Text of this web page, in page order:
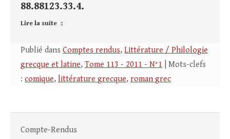
88.88123.33.4.
Lire la suite
Publié dans Comptes rendus, Littérature / Philologie
grecque et latine, Tome 113 - 2011 - N°1 | Mots-clefs
: comique, littérature grecque, roman grec
Compte-Rendus